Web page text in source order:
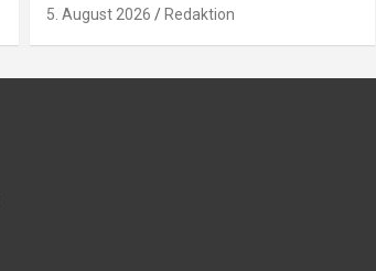
5. August 2026 Redaktion